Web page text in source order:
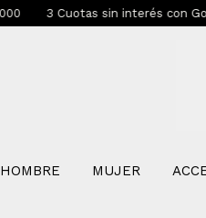
3 Cuotas sin interés con Go
HOMBRE MUJER